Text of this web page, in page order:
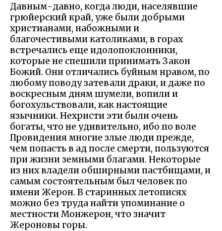
Давным-давно, когда люди, населявшие
грюйерский край, уже были добрыми
христианами, набожными и
благочестивыми католиками, в горах
встречались еще идолопоклонники,
которые не спешили принимать Закон
Божий. Они отличались буйным нравом, по
любому поводу затевали драки, и даже по
воскресным дням шумели, вопили и
богохульствовали, как настоящие
язычники. Нехристи эти были очень
богаты, что не удивительно, ибо по воле
Провидения многие злые люди прежде,
чем попасть в ад после смерти, пользуются
при жизни земными благами. Некоторые
из них владели обширными пастбищами, и
самым состоятельным был человек по
имени Жерон. В старинных летописях
можно без труда найти упоминание о
местности Монжерон, что значит
Жероновы горы.